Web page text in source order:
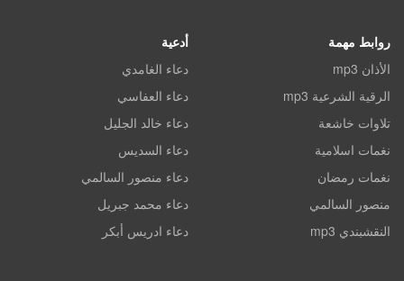
روابط مهمة
الأذان mp3
الرقية الشرعية mp3
تلاوات خاشعة
نغمات اسلامية
نغمات رمضان
منصور السالمي
النقشبندي mp3
أدعية
دعاء الغامدي
دعاء العفاسي
دعاء خالد الجليل
دعاء السديس
دعاء منصور السالمي
دعاء محمد جبريل
دعاء ادريس أبكر